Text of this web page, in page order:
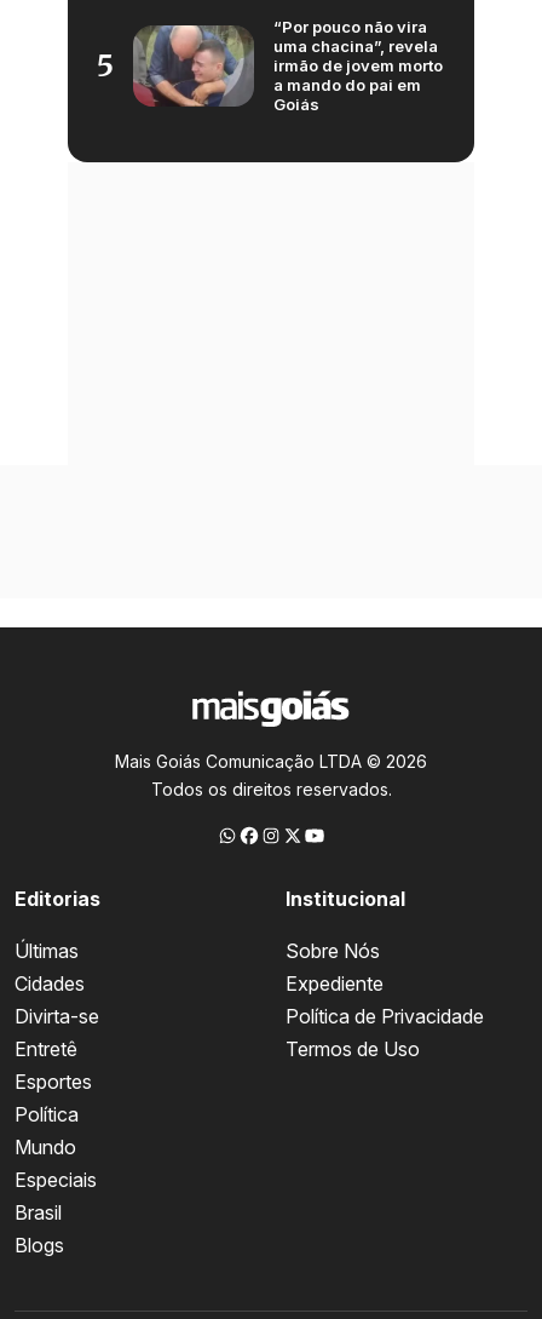
5
“Por pouco não vira
uma chacina”, revela
irmão de jovem morto
a mando do pai em
Goiás
Mais Goiás Comunicação LTDA © 2026
Todos os direitos reservados.
Editorias
Últimas
Cidades
Divirta-se
Entretê
Esportes
Política
Mundo
Especiais
Brasil
Blogs
Institucional
Sobre Nós
Expediente
Política de Privacidade
Termos de Uso